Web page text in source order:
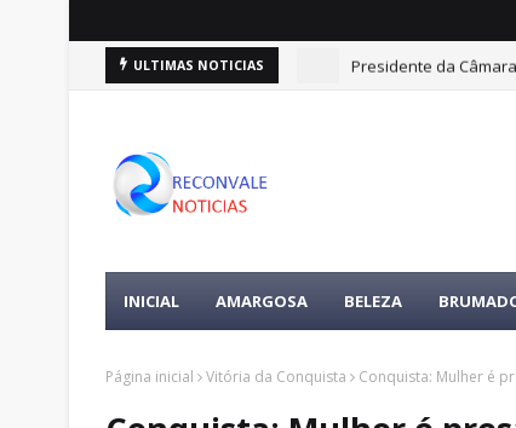
ULTIMAS NOTICIAS Presidente da
INICIAL AMARGOSA BELEZA
Página inicial Vitória da Conquista Conquista: Mulher é